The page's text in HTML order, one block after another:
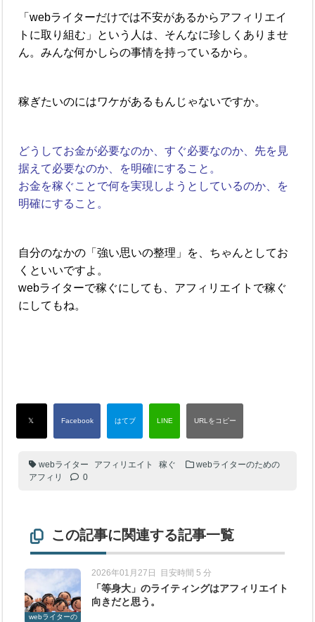
「webライターだけでは不安があるからアフィリエイ
トに取り組む」という人は、そんなに珍しくありませ
ん。みんな何かしらの事情を持っているから。
稼ぎたいのにはワケがあるもんじゃないですか。
どうしてお金が必要なのか、すぐ必要なのか、先を見
据えて必要なのか、を明確にすること。
お金を稼ぐことで何を実現しようとしているのか、を
明確にすること。
自分のなかの「強い思いの整理」を、ちゃんとしてお
くといいですよ。
webライターで稼ぐにしても、アフィリエイトで稼ぐ
にしてもね。
webライター アフィリエイト 稼ぐ
webライターのための
アフィリ
0
この記事に関連する記事一覧
webライターの
2026年01月27日 目安時間 5 分
「等身大」のライティングはアフィリエイト
向きだと思う。